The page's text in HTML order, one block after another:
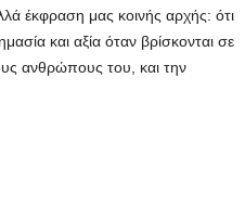
έκφραση μας κοινής αρχής: ότι
και αξία όταν βρίσκονται σε
ανθρώπους του, και την